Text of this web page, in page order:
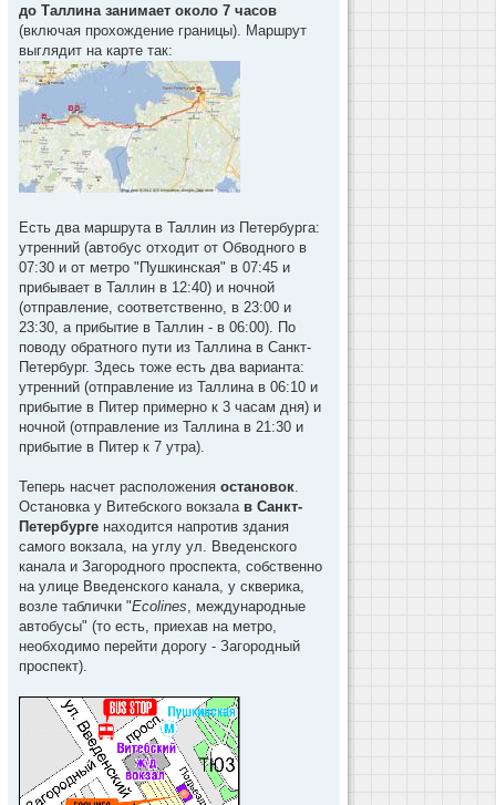
до Таллина занимает около 7 часов
(включая прохождение границы). Маршрут
выглядит на карте так:
Есть два маршрута в Таллин из Петербурга:
утренний (автобус отходит от Обводного в
07:30 и от метро "Пушкинская" в 07:45 и
прибывает в Таллин в 12:40) и ночной
(отправление, соответственно, в 23:00 и
23:30, а прибытие в Таллин - в 06:00). По
поводу обратного пути из Таллина в Санкт-
Петербург. Здесь тоже есть два варианта:
утренний (отправление из Таллина в 06:10 и
прибытие в Питер примерно к 3 часам дня) и
ночной (отправление из Таллина в 21:30 и
прибытие в Питер к 7 утра).
Теперь насчет расположения остановок
Остановка у Витебского вокзала в Санкт-
Петербурге находится напротив здания
самого вокзала, на углу ул. Введенского
канала и Загородного проспекта, собственно
на улице Введенского канала, у скверика,
возле таблички "Ecolines , международные
автобусы" (то есть, приехав на метро,
необходимо перейти дорогу - Загородный
проспект).